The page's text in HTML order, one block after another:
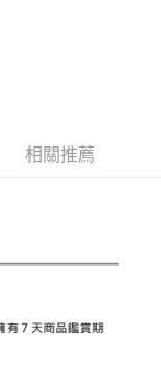
頁面所載為準。
過，訂單將自動取
分期系統評分，恕無
大直營門市／銀行轉
本公司）所提供，讓
店將買賣／分期付款
帳款。
，商店將以您的個人
蒐集、處理及利用，
及更正。
userRule
「AFTEE先享後付」
要取消訂單，請聯絡
，需透過AFTEE先享
示為準，若有關於
繫「AFTEE先享後付
home
相關推薦